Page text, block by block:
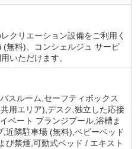
クリエーション設備をご利用く
無料)、コンシェルジュ サービ
いただけます。
スルーム,セーフティボックス
用エリア),デスク,独立した応接
ベート プランジプール,浴槽ま
近隣駐車場 (無料),ベビーベッド
び禁煙,可動式ベッド / エキスト